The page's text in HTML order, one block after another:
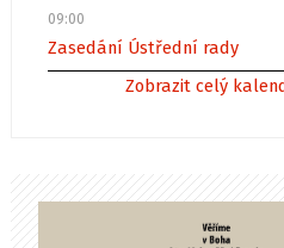
09:00
Zasedání Ústřední rady
Zobrazit celý